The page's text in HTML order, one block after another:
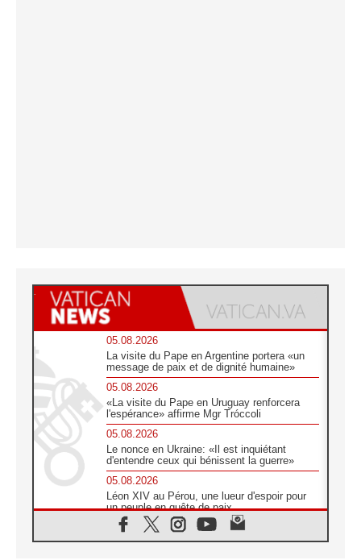
05.08.2026
La visite du Pape en Argentine portera «un
message de paix et de dignité humaine»
05.08.2026
«La visite du Pape en Uruguay renforcera
l'espérance» affirme Mgr Tróccoli
05.08.2026
Le nonce en Ukraine: «Il est inquiétant
d'entendre ceux qui bénissent la guerre»
05.08.2026
Léon XIV au Pérou, une lueur d'espoir pour
un peuple en quête de paix
05.08.2026
SCEAM: L'Église en Afrique vers